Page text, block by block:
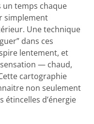
temps chaque
simplement
Une technique
dans ces
lentement, et
— chaud,
cartographie
non seulement
étincelles d’énergie